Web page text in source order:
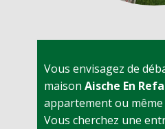
Vous envisagez de
maison Aische En
appartement ou
Vous cherchez une